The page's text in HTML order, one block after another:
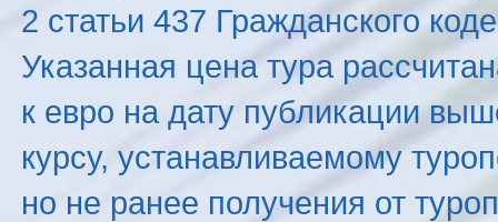
2 статьи 437 Гражданского
Указанная цена тура
к евро на дату публикации
курсу, устанавливаемому
но не ранее получения от